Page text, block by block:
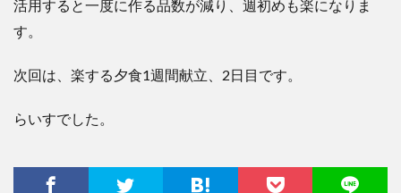
活用すると一度に作る品数が減り、週初めも楽になりま
す。
次回は、楽する夕食1週間献立、2日目です。
らいすでした。